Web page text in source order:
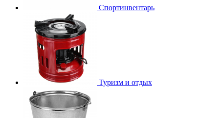
Спортинвентарь
Туризм и отдых